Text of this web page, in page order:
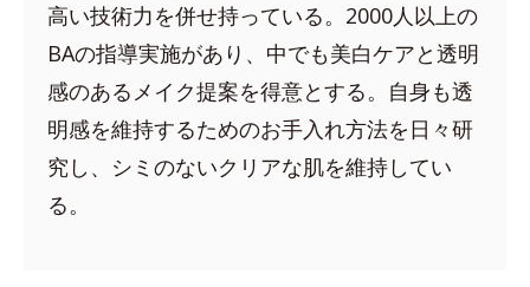
高い技術力を併せ持っている。2000人以上の
BAの指導実施があり、中でも美白ケアと透明
感のあるメイク提案を得意とする。自身も透
明感を維持するためのお手入れ方法を日々研
究し、シミのないクリアな肌を維持してい
る。